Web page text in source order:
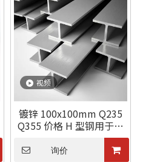
视频
镀锌 100x100mm Q235
Q355 价格 H 型钢用于混
凝土轨枕挡土墙柱
询价